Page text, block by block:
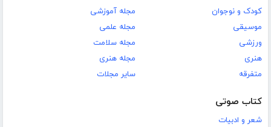
کودک و نوجوان
موسیقی
ورزشی
هنری
متفرقه
مجله آموزشی
مجله علمی
مجله سلامت
مجله هنری
سایر مجلات
کتاب صوتی
شعر و ادبیات